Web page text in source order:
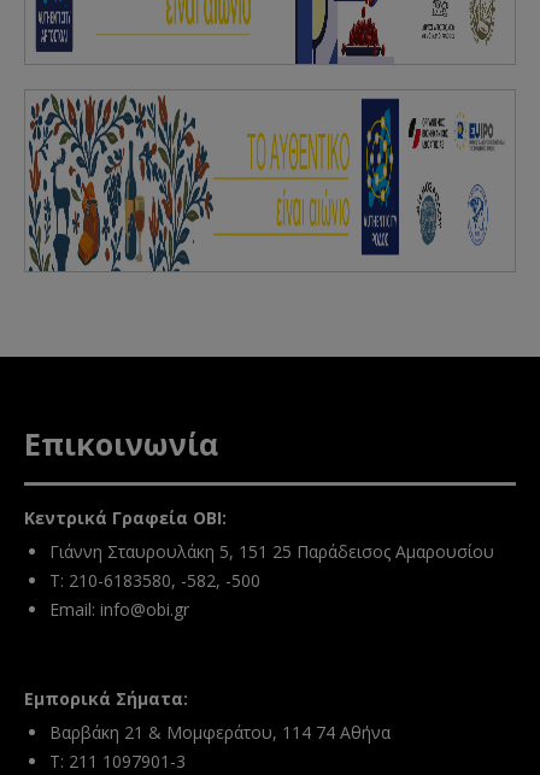
Επικοινωνία
Κεντρικά Γραφεία ΟΒΙ:
Γιάννη Σταυρουλάκη 5, 151 25 Παράδεισος Αμαρουσίου
Τ: 210-6183580, -582, -500
Email: info@obi.gr
Εμπορικά Σήματα:
Βαρβάκη 21 & Μομφεράτου, 114 74 Αθήνα
Τ: 211 1097901-3
Ο ΟΒΙ δεν αποστέλλει αιτήματα
πληρωμής μέσω ανεπίσημων
ηλεκτρονικών μηνυμάτων, ούτε ζητά
στοιχεία πληρωμής μέσω συνδέσμων
τρίτων.
Οι πολίτες και οι συναλλασσόμενοι θα
πρέπει να είναι ιδιαίτερα προσεκτικοί
και να μην ανταποκρίνονται σε ύποπτα
αιτήματα πληρωμής.
παρακαλείστε ναμην προχωρήσετε σε
Ιδιοκτησίας μέσω των επίσημων
στοιχείων επικοινωνίας που
αναγράφονται στην ιστοσελίδα του.